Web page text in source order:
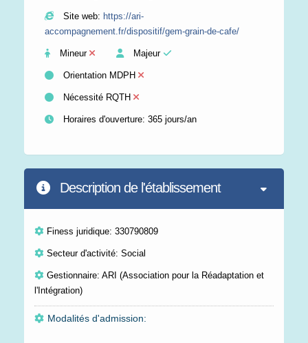
Site web: https://ari-
accompagnement.fr/dispositif/gem-grain-de-cafe/
Mineur Majeur
Orientation MDPH
Nécessité RQTH
Horaires d'ouverture: 365 jours/an
Description de l'établissement
Finess juridique: 330790809
Secteur d'activité: Social
Gestionnaire: ARI (Association pour la Réadaptation et
l'Intégration)
Modalités d'admission: